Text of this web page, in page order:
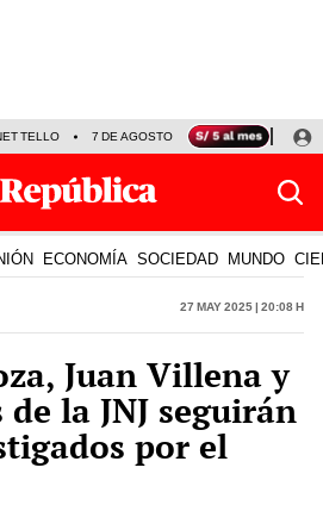
TELLO 7 DE AGOSTO TINKA RESULTADOS
ECONOMÍA SOCIEDAD MUNDO
27 May 2025 | 20:08 h
Juan Villena y
la JNJ seguirán
por el